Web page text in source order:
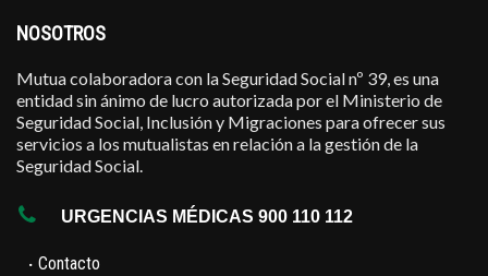
NOSOTROS
Mutua colaboradora con la Seguridad Social nº 39, es una
entidad sin ánimo de lucro autorizada por el Ministerio de
Seguridad Social, Inclusión y Migraciones para ofrecer sus
servicios a los mutualistas en relación a la gestión de la
Seguridad Social.
URGENCIAS MÉDICAS 900 110 112
· Contacto